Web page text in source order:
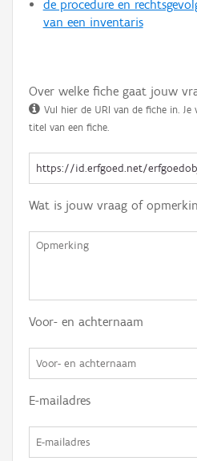
de procedure en
van een inventaris
Over welke fiche gaat jouw
Vul hier de URI van de fiche in.
titel van een fiche.
Wat is jouw vraag of
Voor- en achternaam
E-mailadres